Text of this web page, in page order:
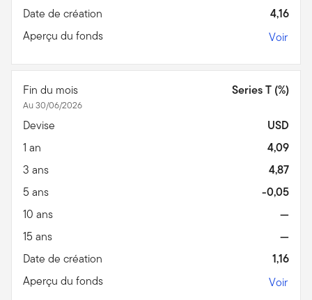
Date de création
4,16
Aperçu du fonds
Voir
Fin du mois
Au 30/06/2026
Series T (%)
Devise
USD
1 an
4,09
3 ans
4,87
5 ans
-0,05
10 ans
—
15 ans
—
Date de création
1,16
Aperçu du fonds
Voir